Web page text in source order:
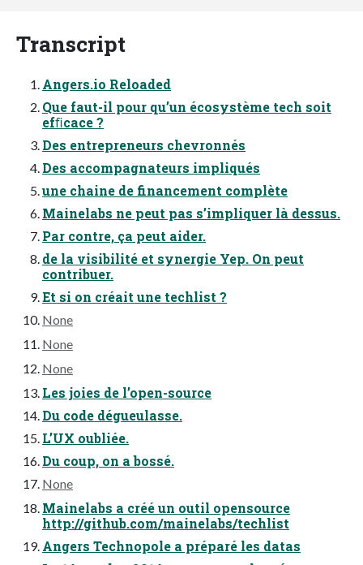
Transcript
Angers.io Reloaded
Que faut-il pour qu’un écosystème tech soit
efﬁcace ?
Des entrepreneurs chevronnés
Des accompagnateurs impliqués
une chaine de financement complète
Mainelabs ne peut pas s’impliquer là dessus.
Par contre, ça peut aider.
de la visibilité et synergie Yep. On peut
contribuer.
Et si on créait une techlist ?
None
None
None
Les joies de l’open-source
Du code dégueulasse.
L’UX oubliée.
Du coup, on a bossé.
None
Mainelabs a créé un outil opensource
http://github.com/mainelabs/techlist
Angers Technopole a préparé les datas